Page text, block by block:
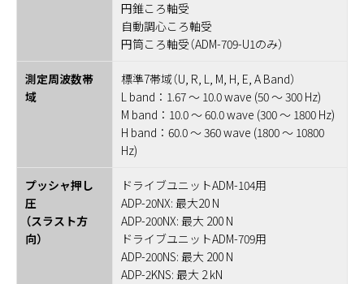
円錐ころ軸受
自動調心ころ軸受
円筒ころ軸受（ADM-709-U1のみ）
測定周波数帯
域
標準7帯域（U, R, L, M, H, E, A Band）
L band：1.67 ～ 10.0 wave (50 ～ 300 Hz)
M band：10.0 ～ 60.0 wave (300 ～ 1800 Hz)
H band：60.0 ～ 360 wave (1800 ～ 10800
Hz)
プッシャ押し
圧
（スラスト方
向）
ドライブユニットADM-104用
ADP-20NX: 最大20 N
ADP-200NX: 最大 200 N
ドライブユニットADM-709用
ADP-200NS: 最大 200 N
ADP-2KNS: 最大 2 kN